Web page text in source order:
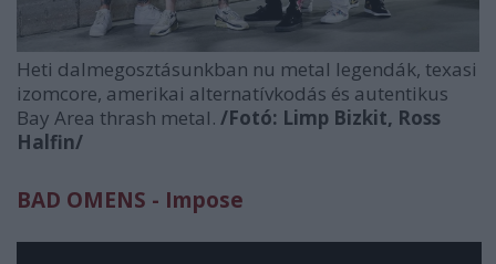
Heti dalmegosztásunkban nu metal legendák, texasi
izomcore, amerikai alternatívkodás és autentikus
Bay Area thrash metal. /Fotó: Limp Bizkit, Ross
Halfin/
BAD OMENS - Impose